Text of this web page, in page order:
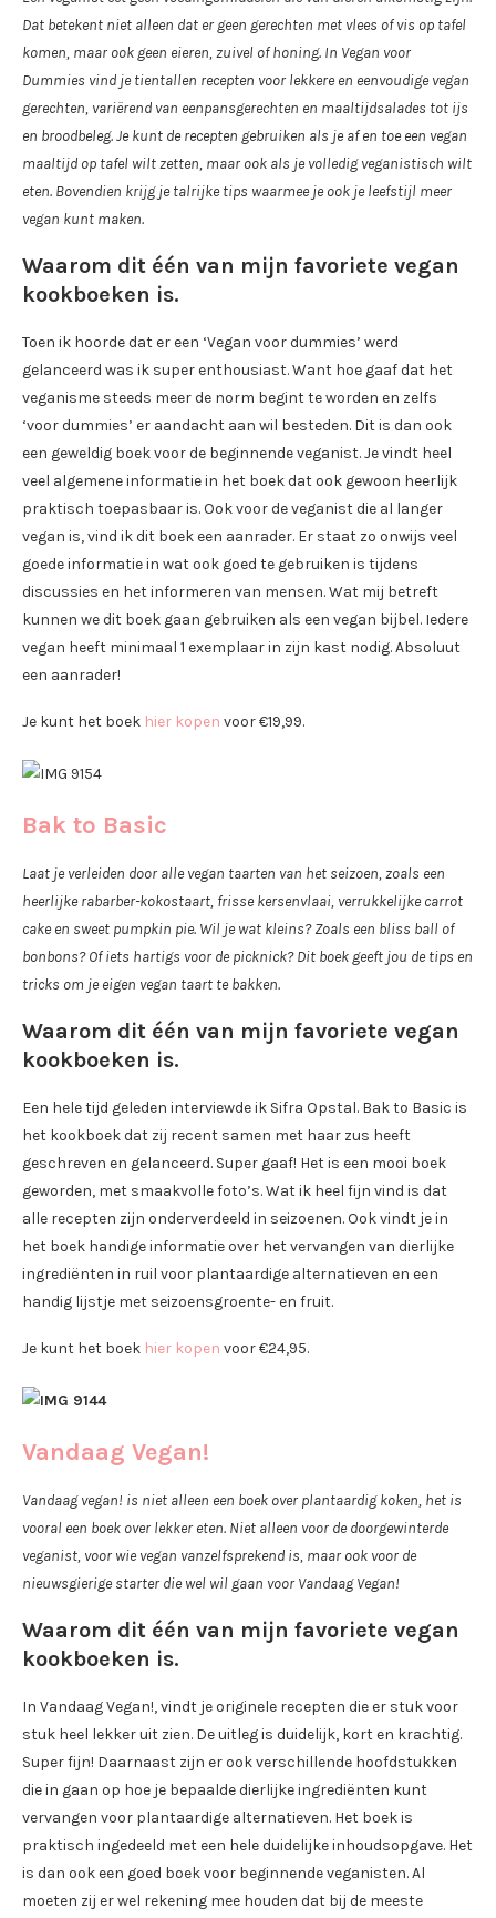
Dat betekent niet alleen dat er geen gerechten met vlees of vis op tafel
komen, maar ook geen eieren, zuivel of honing. In Vegan voor
Dummies vind je tientallen recepten voor lekkere en eenvoudige vegan
gerechten, variërend van eenpansgerechten en maaltijdsalades tot ijs
en broodbeleg. Je kunt de recepten gebruiken als je af en toe een vegan
maaltijd op tafel wilt zetten, maar ook als je volledig veganistisch wilt
eten. Bovendien krijg je talrijke tips waarmee je ook je leefstijl meer
vegan kunt maken.
Waarom dit één van mijn favoriete vegan
kookboeken is.
Toen ik hoorde dat er een ‘Vegan voor dummies’ werd
gelanceerd was ik super enthousiast. Want hoe gaaf dat het
veganisme steeds meer de norm begint te worden en zelfs
‘voor dummies’ er aandacht aan wil besteden. Dit is dan ook
een geweldig boek voor de beginnende veganist. Je vindt heel
veel algemene informatie in het boek dat ook gewoon heerlijk
praktisch toepasbaar is. Ook voor de veganist die al langer
vegan is, vind ik dit boek een aanrader. Er staat zo onwijs veel
goede informatie in wat ook goed te gebruiken is tijdens
discussies en het informeren van mensen. Wat mij betreft
kunnen we dit boek gaan gebruiken als een vegan bijbel. Iedere
vegan heeft minimaal 1 exemplaar in zijn kast nodig. Absoluut
een aanrader!
Je kunt het boek hier kopen voor €19,99.
Bak to Basic
Laat je verleiden door alle vegan taarten van het seizoen, zoals een
heerlijke rabarber-kokostaart, frisse kersenvlaai, verrukkelijke carrot
cake en sweet pumpkin pie. Wil je wat kleins? Zoals een bliss ball of
bonbons? Of iets hartigs voor de picknick? Dit boek geeft jou de tips en
tricks om je eigen vegan taart te bakken.
Waarom dit één van mijn favoriete vegan
kookboeken is.
Een hele tijd geleden interviewde ik Sifra Opstal. Bak to Basic is
het kookboek dat zij recent samen met haar zus heeft
geschreven en gelanceerd. Super gaaf! Het is een mooi boek
geworden, met smaakvolle foto’s. Wat ik heel fijn vind is dat
alle recepten zijn onderverdeeld in seizoenen. Ook vindt je in
het boek handige informatie over het vervangen van dierlijke
ingrediënten in ruil voor plantaardige alternatieven en een
handig lijstje met seizoensgroente- en fruit.
Je kunt het boek hier kopen voor €24,95.
Vandaag Vegan!
Vandaag vegan! is niet alleen een boek over plantaardig koken, het is
vooral een boek over lekker eten. Niet alleen voor de doorgewinterde
veganist, voor wie vegan vanzelfsprekend is, maar ook voor de
nieuwsgierige starter die wel wil gaan voor Vandaag Vegan!
Waarom dit één van mijn favoriete vegan
kookboeken is.
In Vandaag Vegan!, vindt je originele recepten die er stuk voor
stuk heel lekker uit zien. De uitleg is duidelijk, kort en krachtig.
Super fijn! Daarnaast zijn er ook verschillende hoofdstukken
die in gaan op hoe je bepaalde dierlijke ingrediënten kunt
vervangen voor plantaardige alternatieven. Het boek is
praktisch ingedeeld met een hele duidelijke inhoudsopgave. Het
is dan ook een goed boek voor beginnende veganisten. Al
moeten zij er wel rekening mee houden dat bij de meeste